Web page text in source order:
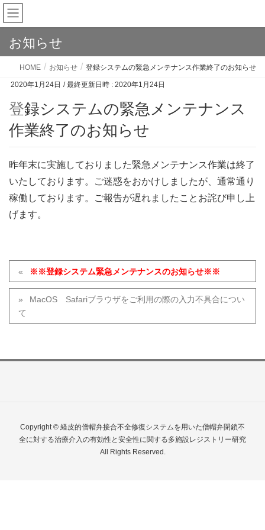
お知らせ
HOME お知らせ 登録システムの緊急メンテナンス作業終了のお知らせ
2020年1月24日 / 最終更新日時 : 2020年1月24日
登録システムの緊急メンテナンス
作業終了のお知らせ
昨年末に実施しておりました緊急メンテナンス作業は終了
いたしております。ご迷惑をおかけしましたが、通常通り
稼働しております。ご報告が遅れましたことお詫び申し上
げます。
※※登録システム緊急メンテナンスのお知らせ※※
MacOS Safariブラウザをご利用の際の入力不具合につい
て
Copyright © 経皮的僧帽弁接合不全修復システムを用いた僧帽弁閉鎖不
全に対する治療介入の有効性と安全性に関する多施設レジストリー研究
All Rights Reserved.